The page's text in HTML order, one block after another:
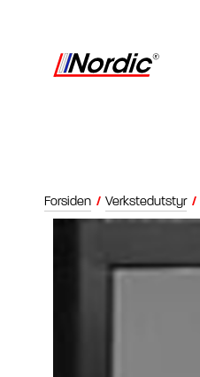
Forsiden / Verkstedutstyr /